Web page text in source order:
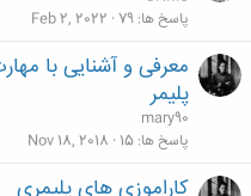
پاسخ ها 79
Feb 2, 2022
معرفی و آشنایی با
پلیمر
mary90
پاسخ ها 15
Nov 18, 2018
کاراموزی های پلیمری